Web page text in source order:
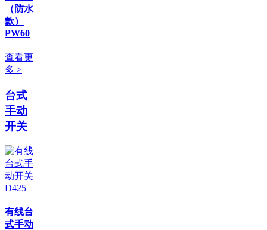
（防水
款）
PW60
查看更
多 >
台式
手动
开关
有线台
式手动